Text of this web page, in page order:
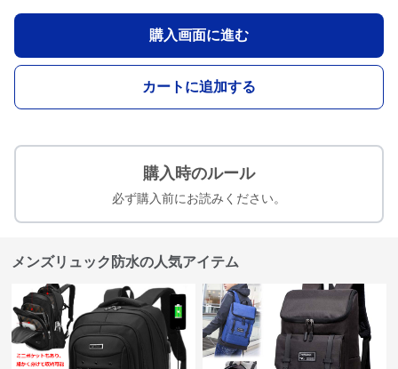
購入画面に進む
カートに追加する
購入時のルール
必ず購入前にお読みください。
メンズリュック防水の人気アイテム